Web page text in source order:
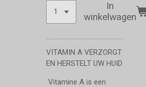
In
winkelwagen
VITAMIN A VERZORGT
EN HERSTELT UW HUID
Vitamine A is een